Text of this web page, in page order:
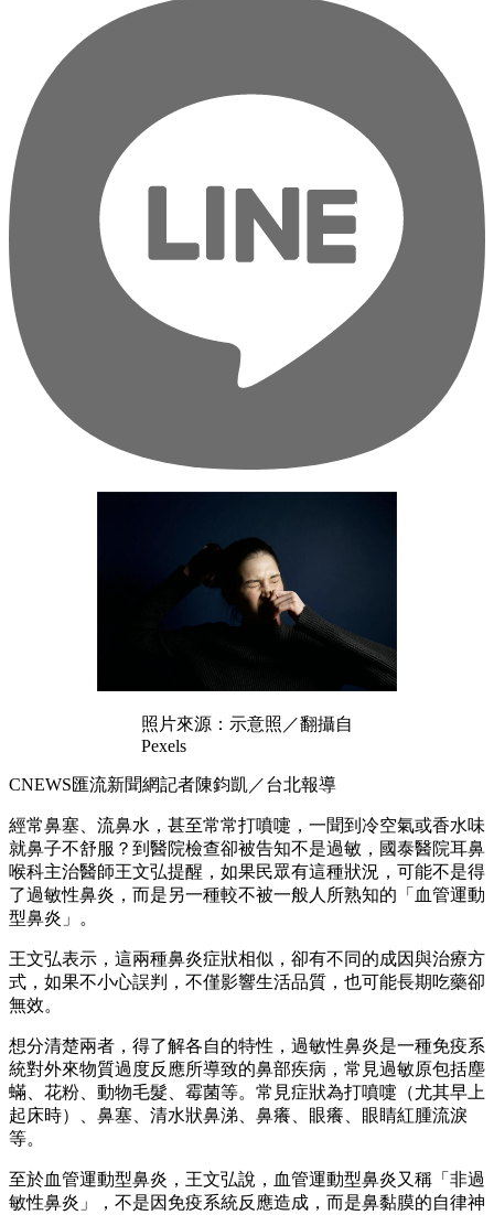
照片來源：示意照／翻攝自
Pexels
CNEWS匯流新聞網記者陳鈞凱／台北報導
經常鼻塞、流鼻水，甚至常常打噴嚏，一聞到冷空氣或香水味
就鼻子不舒服？到醫院檢查卻被告知不是過敏，國泰醫院耳鼻
喉科主治醫師王文弘提醒，如果民眾有這種狀況，可能不是得
了過敏性鼻炎，而是另一種較不被一般人所熟知的「血管運動
型鼻炎」。
王文弘表示，這兩種鼻炎症狀相似，卻有不同的成因與治療方
式，如果不小心誤判，不僅影響生活品質，也可能長期吃藥卻
無效。
想分清楚兩者，得了解各自的特性，過敏性鼻炎是一種免疫系
統對外來物質過度反應所導致的鼻部疾病，常見過敏原包括塵
蟎、花粉、動物毛髮、霉菌等。常見症狀為打噴嚏（尤其早上
起床時）、鼻塞、清水狀鼻涕、鼻癢、眼癢、眼睛紅腫流淚
等。
至於血管運動型鼻炎，王文弘說，血管運動型鼻炎又稱「非過
敏性鼻炎」，不是因免疫系統反應造成，而是鼻黏膜的自律神